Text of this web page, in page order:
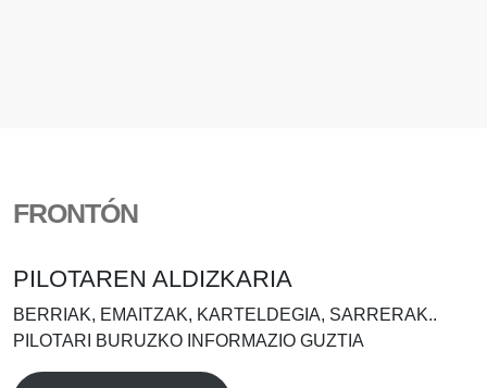
FRONTÓN
PILOTAREN ALDIZKARIA
BERRIAK, EMAITZAK, KARTELDEGIA, SARRERAK..
PILOTARI BURUZKO INFORMAZIO GUZTIA